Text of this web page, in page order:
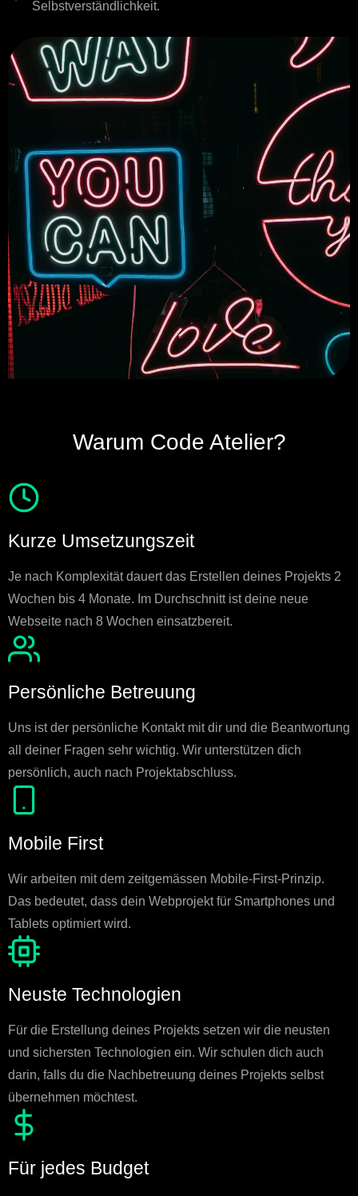
Selbstverständlichkeit.
Warum Code Atelier?
Kurze Umsetzungszeit
Je nach Komplexität dauert das Erstellen deines Projekts 2
Wochen bis 4 Monate. Im Durchschnitt ist deine neue
Webseite nach 8 Wochen einsatzbereit.
Persönliche Betreuung
Uns ist der persönliche Kontakt mit dir und die Beantwortung
all deiner Fragen sehr wichtig. Wir unterstützen dich
persönlich, auch nach Projektabschluss.
Mobile First
Wir arbeiten mit dem zeitgemässen Mobile-First-Prinzip.
Das bedeutet, dass dein Webprojekt für Smartphones und
Tablets optimiert wird.
Neuste Technologien
Für die Erstellung deines Projekts setzen wir die neusten
und sichersten Technologien ein. Wir schulen dich auch
darin, falls du die Nachbetreuung deines Projekts selbst
übernehmen möchtest.
Für jedes Budget